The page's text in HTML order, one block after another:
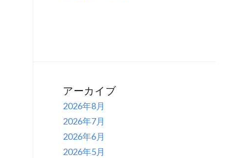
アーカイブ
2026年8月
2026年7月
2026年6月
2026年5月